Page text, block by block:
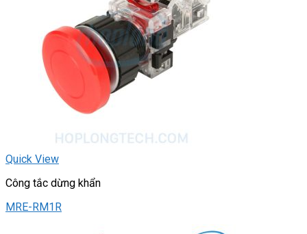
Quick View
Công tắc dừng khẩn
MRE-RM1R